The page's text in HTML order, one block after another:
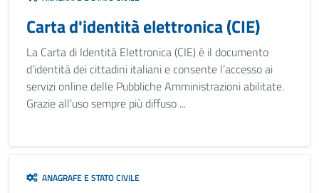
Carta d'identità elettronica (CIE)
La Carta di Identità Elettronica (CIE) è il documento
d’identità dei cittadini italiani e consente l’accesso ai
servizi online delle Pubbliche Amministrazioni abilitate.
Grazie all’uso sempre più diffuso ...
ANAGRAFE E STATO CIVILE